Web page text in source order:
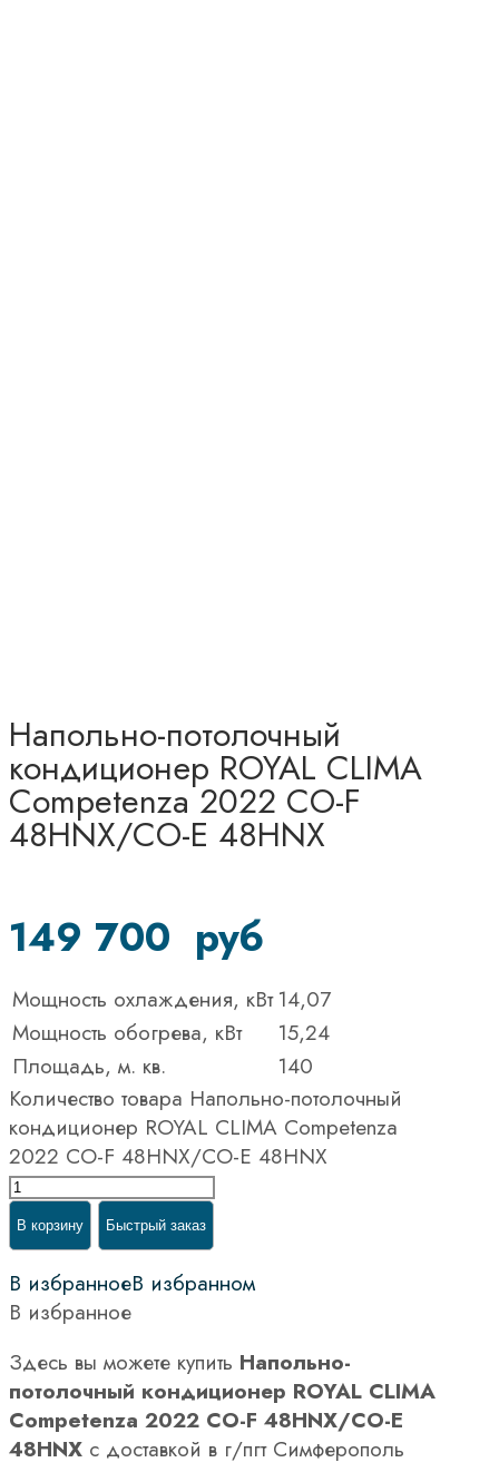
Напольно-потолочный
кондиционер ROYAL CLIMA
Competenza 2022 CO-F
48HNX/CO-E 48HNX
149 700 руб
Мощность охлаждения, кВт 14,07
Мощность обогрева, кВт
15,24
Площадь, м. кв.
140
Количество товара Напольно-потолочный
кондиционер ROYAL CLIMA Competenza
2022 CO-F 48HNX/CO-E 48HNX
В корзину Быстрый заказ
В избранноеВ избранном
В избранное
Здесь вы можете купить Напольно-
потолочный кондиционер ROYAL CLIMA
Competenza 2022 CO-F 48HNX/CO-E
48HNX с доставкой в г/пгт Симферополь